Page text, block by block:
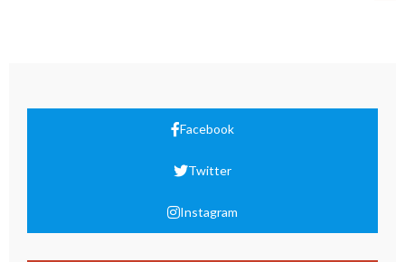
Facebook
Twitter
Instagram